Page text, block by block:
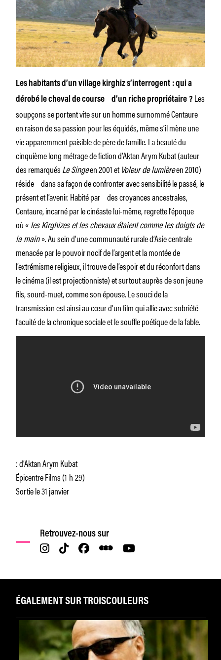
Les habitants d’un village kirghiz s’interrogent : qui a
dérobé le cheval de course d’un riche propriétaire ? Les
soupçons se portent vite sur un homme surnommé Centaure
en raison de sa passion pour les équidés, même s’il mène une
vie apparemment paisible de père de famille. La beauté du
cinquième long métrage de fiction d’Aktan Arym Kubat (auteur
des remarquésLe Singeen 2001 etVoleur de lumièreen 2010)
réside dans sa façon de confronter avec sensibilité le passé, le
présent et l’avenir. Habité par des croyances ancestrales,
Centaure, incarné par le cinéaste lui-même, regrette l’époque
où «les Kirghizes et les chevaux étaient comme les doigts de
la main». Au sein d’une communauté rurale d’Asie centrale
menacée par le pouvoir nocif de l’argent et la montée de
l’extrémisme religieux, il trouve de l’espoir et du réconfort dans
le cinéma (il est projectionniste) et surtout auprès de son jeune
fils, sourd-muet, comme son épouse. Le souci de la
transmission est ainsi au cœur d’un film qui allie avec sobriété
l’acuité de la chronique sociale et le souffle poétique de la fable.
: d’Aktan Arym Kubat
Épicentre Films (1 h 29)
Sortie le 31 janvier
Retrouvez-nous sur
ÉGALEMENT SUR TROISCOULEURS